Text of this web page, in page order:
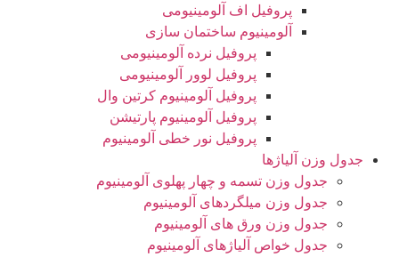
پروفیل اف آلومینیومی
آلومینیوم ساختمان سازی
پروفیل نرده آلومینیومی
پروفیل لوور آلومینیومی
پروفیل آلومینیوم کرتین وال
پروفیل آلومینیوم پارتیشن
پروفیل نور خطی آلومینیوم
جدول وزن آلیاژها
جدول وزن تسمه و چهار پهلوی آلومینیوم
جدول وزن میلگردهای آلومینیوم
جدول وزن ورق های آلومینیوم
جدول خواص آلیاژهای آلومینیوم